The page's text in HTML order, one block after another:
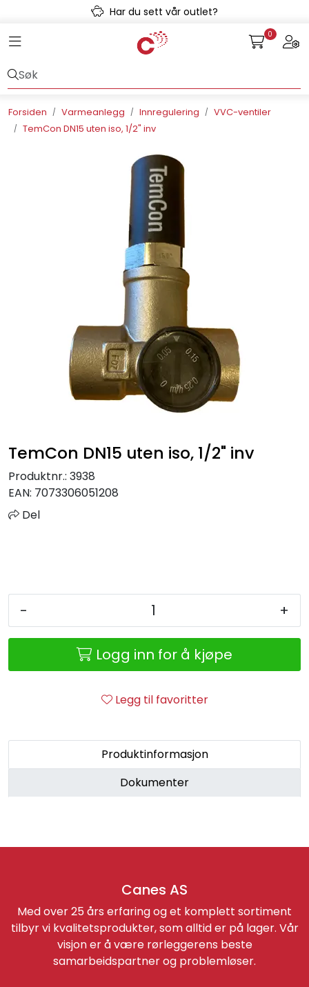
Skip to main contentHar du sett vår outlet?
Toggle navigation 0
Forsiden Varmeanlegg Innregulering
VVC-ventiler
TemCon DN15 uten iso, 1/2" inv
TemCon DN15 uten iso, 1/2" inv
Produktnr.: 3938
EAN: 7073306051208
Del
- +
Logg inn for å kjøpe
Legg til favoritter
Produktinformasjon
Dokumenter
Canes AS
Med over 25 års erfaring og et komplett sortiment
tilbyr vi kvalitetsprodukter, som alltid er på lager. Vår
visjon er å være rørleggerens beste
samarbeidspartner og problemløser.
Kulvert
Tappevann
Varmeanlegg
Outlet
Retur/reklamasjon